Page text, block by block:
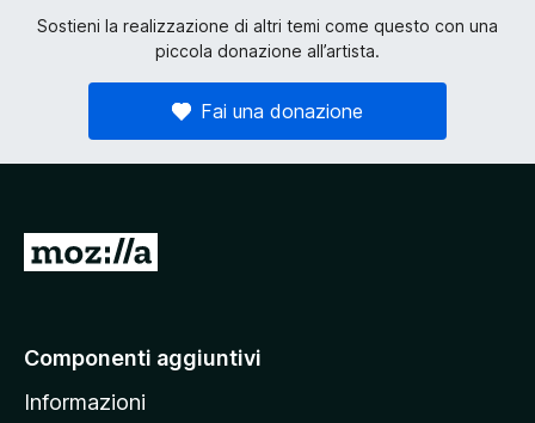
Sostieni la realizzazione di altri temi come questo con una
piccola donazione all’artista.
Fai una donazione
V
a
l
Componenti aggiuntivi
Informazioni